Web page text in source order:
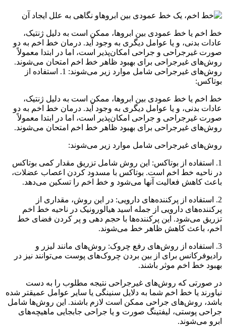
خط اخم یا خط عمودی بین ابروها، ممکن است به دلیل ژنتیک،
عادات بدنی، و یا عوامل دیگری به وجود آید. درمان خط اخم به دو
صورت غیرجراحی و جراحی امکان‌پذیر است، اما در ابتدا معمولاً
روش‌های غیرجراحی برای بهبود ظاهر خط اخم امتحان می‌شوند.
روش‌های غیرجراحی شامل موارد زیر می‌شوند: 1. استفاده از
بوتاکس:
خط اخم یا خط عمودی بین ابروها، ممکن است به دلیل ژنتیک،
عادات بدنی، و یا عوامل دیگری به وجود آید. درمان خط اخم به دو
صورت غیرجراحی و جراحی امکان‌پذیر است، اما در ابتدا معمولاً
روش‌های غیرجراحی برای بهبود ظاهر خط اخم امتحان می‌شوند.
روش‌های غیرجراحی شامل موارد زیر می‌شوند:
1. استفاده از بوتاکس: این روش شامل تزریق مقدار کمی بوتاکس
در ناحیه خط اخم است. بوتاکس با مسدود کردن اعصاب عضلات،
باعث کاهش فعالیت آنها می‌شود و خط اخم را تسکین می‌دهد.
2. استفاده از پرکننده‌های دارویی: در این روش، مقداری از
پرکننده‌های دارویی از جمله اسید هیالورونیک در ناحیه خط اخم
تزریق می‌شود. این پرکننده‌ها با حجم دهی و پر کردن فضای خط
اخم، باعث کاهش ظاهر خط می‌شوند.
3. استفاده از روش‌های رفع چروک: روش‌های مانند لیزر و
رادیوفرکانس برای از بین بردن چروک‌های پوست می‌توانند نیز در
بهبود خط اخم موثر باشند.
در صورتی که روش‌های غیرجراحی نتیجه مطلوب را به دست
نیاورند یا خط اخم شما به دلایل سنینگی یا سایر عوامل عمیقتر شده
باشد، روش‌های جراحی ممکن است لازم باشند. این روش‌ها شامل
جراحی پوستی، لیفتینگ صورت و یا جراحی جابجایی ماهیچه‌های
ابرو می‌شوند.